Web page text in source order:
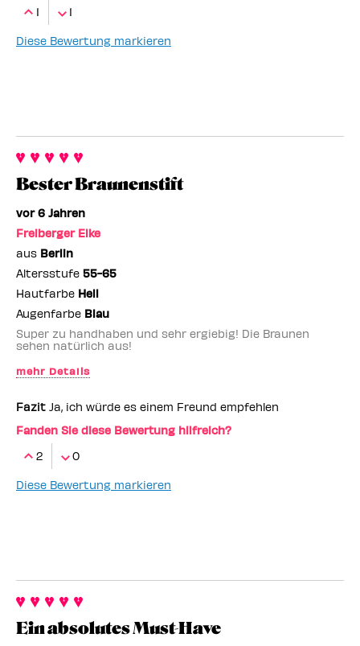
1 1
Diese Bewertung markieren
Bester Braunenstift
vor 6 Jahren
Freiberger Elke
aus Berlin
Altersstufe 55-65
Hautfarbe Hell
Augenfarbe Blau
Super zu handhaben und sehr ergiebig! Die Braunen
sehen natürlich aus!
mehr Details
Fazit Ja, ich würde es einem Freund empfehlen
Fanden Sie diese Bewertung hilfreich?
2
0
Diese Bewertung markieren
Ein absolutes Must-Have